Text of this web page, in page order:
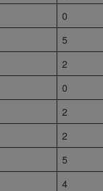
0
5
2
0
2
2
5
4